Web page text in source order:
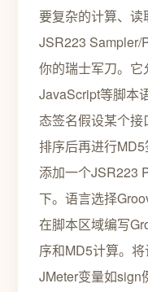
要复杂的计算、
JSR223 Sampler/
你的瑞士军刀。它
JavaScript等脚本
态签名假设某个
排序后再进行MD5
添加一个JSR223
下。语言选择
在脚本区域编写
序和MD5计算。
JMeter变量如sign